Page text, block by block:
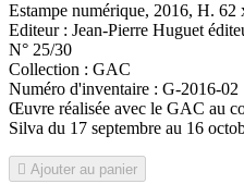
Estampe numérique, 2016, H. 62
Editeur : Jean-Pierre Huguet
N° 25/30
Collection : GAC
Numéro d'inventaire : G-2016-02
Œuvre réalisée avec le GAC au
Silva du 17 septembre au 16
 Ajouter au panier